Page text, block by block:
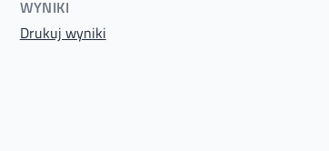
WYNIKI
Drukuj wyniki